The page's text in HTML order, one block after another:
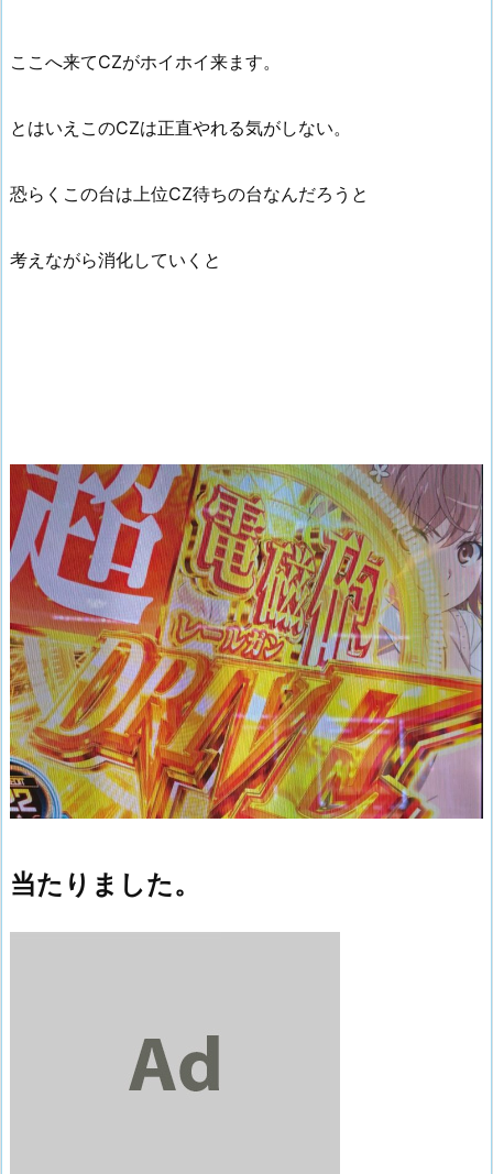
ここへ来てCZがホイホイ来ます。
とはいえこのCZは正直やれる気がしない。
恐らくこの台は上位CZ待ちの台なんだろうと
考えながら消化していくと
当たりました。